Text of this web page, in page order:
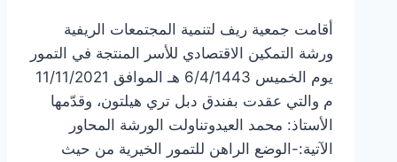
منطقة
الرياض
أقامت جمعية ريف لتنمية المجتمعات الريفية
ورشة التمكين الاقتصادي للأسر المنتجة في التمور
يوم الخميس 6/4/1443 هـ الموافق 11/11/2021
م والتي عقدت بفندق دبل تري هيلتون، وقدّمها
الأستاذ: محمد العيدوتناولت الورشة المحاور
الآتية:-الوضع الراهن للتمور الخيرية من حيث